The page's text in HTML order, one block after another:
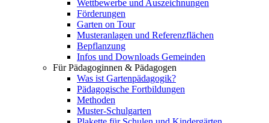
Wettbewerbe und Auszeichnungen
Förderungen
Garten on Tour
Musteranlagen und Referenzflächen
Bepflanzung
Infos und Downloads Gemeinden
Für Pädagoginnen & Pädagogen
Was ist Gartenpädagogik?
Pädagogische Fortbildungen
Methoden
Muster-Schulgarten